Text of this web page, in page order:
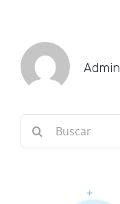
Admin